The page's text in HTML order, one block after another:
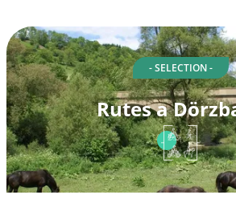
- SELECTION -
Rutes a